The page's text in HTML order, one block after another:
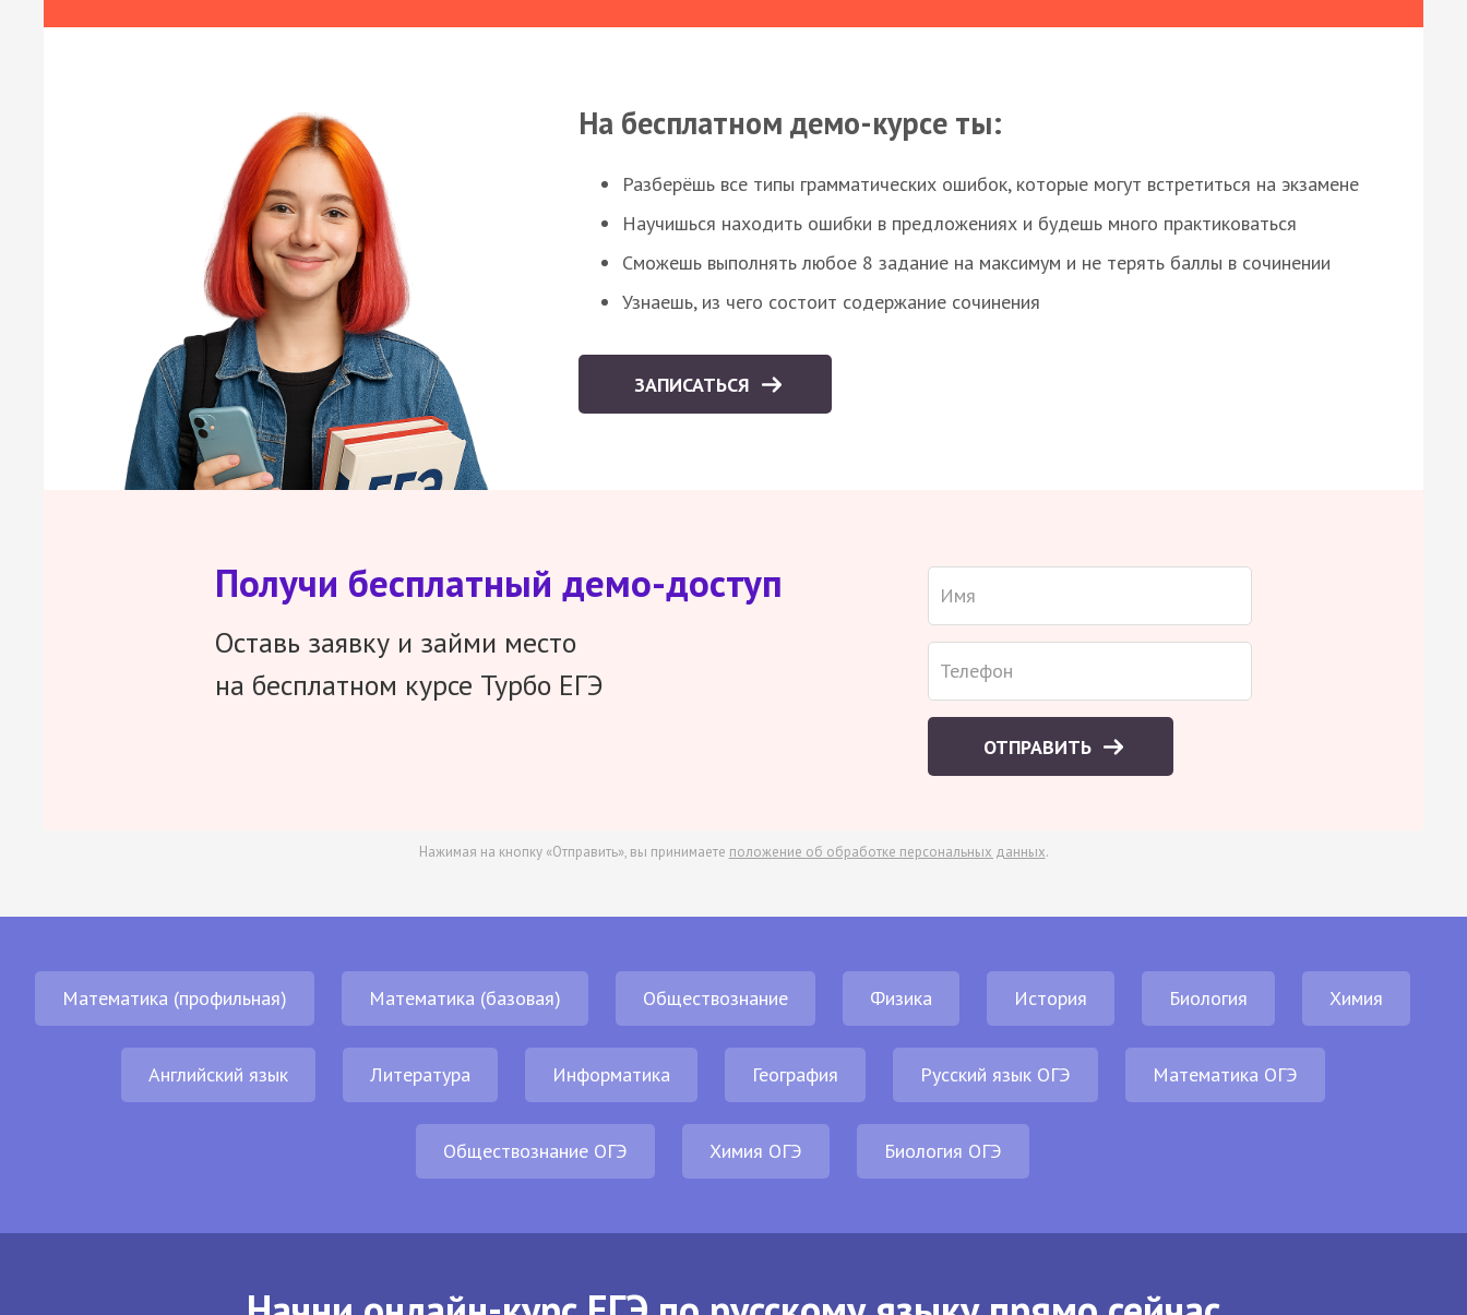
На бесплатном демо-курсе ты:
Разберёшь все типы грамматических ошибок, которые могут встретиться на экзамене
Научишься находить ошибки в предложениях и будешь много практиковаться
Сможешь выполнять любое 8 задание на максимум и не терять баллы в сочинении
Узнаешь, из чего состоит содержание сочинения
ЗАПИСАТЬСЯ
Получи бесплатный демо-доступ
Оставь заявку и займи место
на бесплатном курсе Турбо ЕГЭ
ОТПРАВИТЬ
Нажимая на кнопку «Отправить», вы принимаете положение об обработке персональных данных.
Математика (профильная) Математика (базовая) Обществознание Физика История Биология Химия
Английский язык Литература Информатика География Русский язык ОГЭ Математика ОГЭ
Обществознание ОГЭ Химия ОГЭ Биология ОГЭ